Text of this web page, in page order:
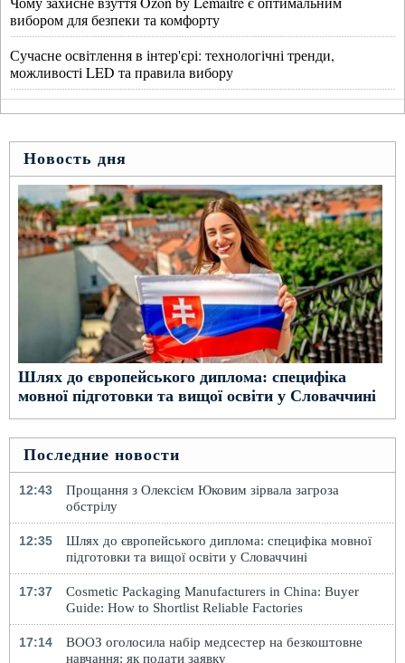
вибором для безпеки та комфорту
Сучасне освітлення в інтер'єрі: технологічні тренди,
можливості LED та правила вибору
Новость дня
Шлях до європейського диплома: специфіка
мовної підготовки та вищої освіти у Словаччині
Последние новости
12:43
Прощання з Олексієм Юковим зірвала загроза
обстрілу
12:35
Шлях до європейського диплома: специфіка мовної
підготовки та вищої освіти у Словаччині
17:37
Cosmetic Packaging Manufacturers in China: Buyer
Guide: How to Shortlist Reliable Factories
17:14
ВООЗ оголосила набір медсестер на безкоштовне
навчання: як подати заявку